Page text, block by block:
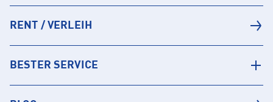
RENT / VERLEIH
BESTER SERVICE